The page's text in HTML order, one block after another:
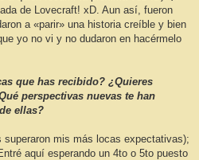
de Lovecraft! xD. Aun así, fueron
a «parir» una historia creíble y bien
yo no vi y no dudaron en hacérmelo
que has recibido? ¿Quieres
perspectivas nuevas te han
ellas?
superaron mis más locas expectativas);
aquí esperando un 4to o 5to puesto